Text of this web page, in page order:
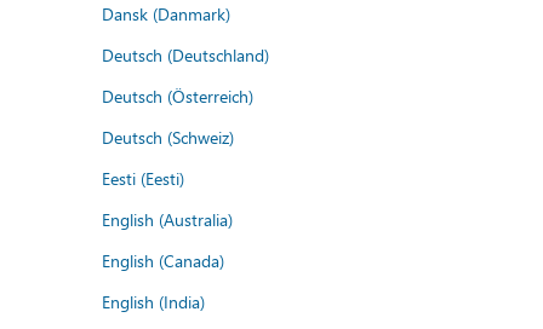
Dansk (Danmark)
Deutsch (Deutschland)
Deutsch (Österreich)
Deutsch (Schweiz)
Eesti (Eesti)
English (Australia)
English (Canada)
English (India)